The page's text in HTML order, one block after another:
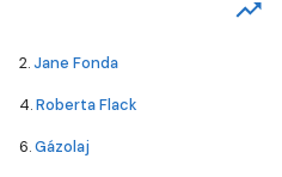
2.Jane Fonda
4.Roberta Flack
6.Gázolaj